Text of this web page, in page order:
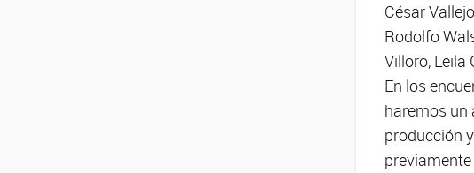
César
Rodolfo
Villoro, Leila
En los
haremos un
producción